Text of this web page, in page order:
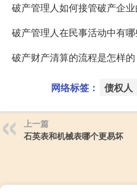
破产管理人如何接管破产企业
破产管理人在民事活动中有
破产财产清算的流程是怎样的
网络标签： 债权人
上一篇
石英表和机械表哪个更易坏